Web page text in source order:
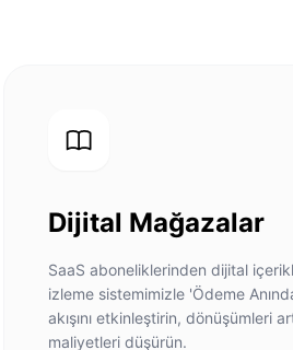
Dijital Mağazalar
SaaS aboneliklerinden dijital
izleme sistemimizle 'Ödeme
akışını etkinleştirin, dönüşümleri
maliyetleri düşürün.